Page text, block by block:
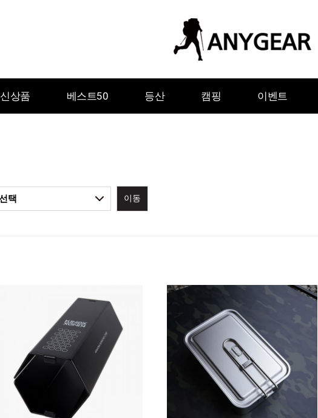
신상품 베스트50 등산 캠핑 이벤트
이동